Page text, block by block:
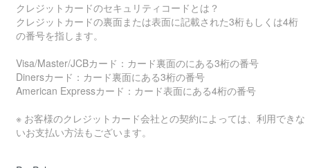
クレジットカードのセキュリティコードとは？
クレジットカードの裏面または表面に記載された3桁もしくは4桁
の番号を指します。
Visa/Master/JCBカード：カード裏面のにある3桁の番号
Dinersカード：カード裏面にある3桁の番号
American Expressカード：カード表面にある4桁の番号
※ お客様のクレジットカード会社との契約によっては、利用できな
いお支払い方法もございます。